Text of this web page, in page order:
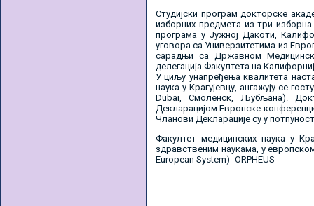
Студијски програм докторске
изборних предмета из три
програма у Јужној Дакоти,
уговора са Универзитетима из
сарадњи са Државном
делегација Факултета на
У циљу унапређења квалитета
наука у Крагујевцу, ангажују се
Dubai, Смоленск, Љубљана).
Декларацијом Европске
Чланови Декларације су у
Факултет медицинских наука у
здравственим наукама, у
European System)- ORPHEUS